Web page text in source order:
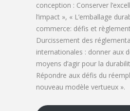
conception : Conserver
l’impact », « L’emballage
commerce: défis et
Durcissement des
internationales : donner aux
moyens d’agir pour la
Répondre aux défis du
nouveau modèle vertueux ».